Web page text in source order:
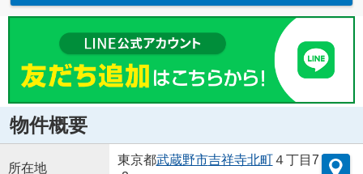
物件概要
所在地
東京都武蔵野市吉祥寺北町４丁目7